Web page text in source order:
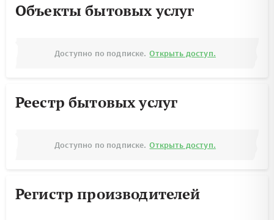
Объекты бытовых услуг
Доступно по подписке. Открыть доступ.
Реестр бытовых услуг
Доступно по подписке. Открыть доступ.
Регистр производителей